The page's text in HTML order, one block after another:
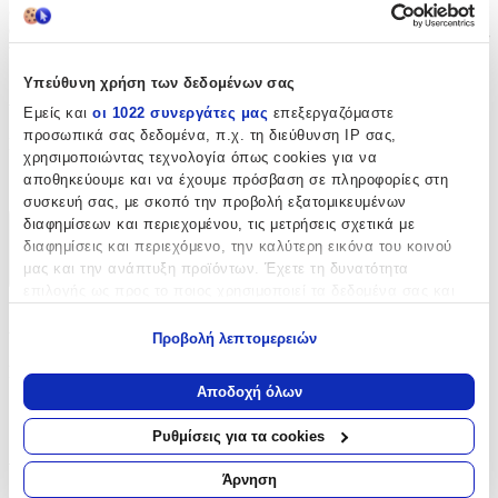
Υπεύθυνη χρήση των δεδομένων σας
Εμείς και οι 1022 συνεργάτες μας επεξεργαζόμαστε
προσωπικά σας δεδομένα, π.χ. τη διεύθυνση IP σας,
χρησιμοποιώντας τεχνολογία όπως cookies για να
αποθηκεύουμε και να έχουμε πρόσβαση σε πληροφορίες στη
συσκευή σας, με σκοπό την προβολή εξατομικευμένων
διαφημίσεων και περιεχομένου, τις μετρήσεις σχετικά με
διαφημίσεις και περιεχόμενο, την καλύτερη εικόνα του κοινού
μας και την ανάπτυξη προϊόντων. Έχετε τη δυνατότητα
Να συλλέξουμε πληροφορίες σχετικά με τη γεωγραφική
σας τοποθεσία, οι οποίες μπορεί να είναι ακριβείς σε
απόσταση μερικών μέτρων
Να αναγνωρίσουμε τη συσκευή σας σαρώνοντας ενεργά
για συγκεκριμένα χαρακτηριστικά (δακτυλικό αποτύπωμα)
Προβολή λεπτομερειών
Αποδοχή όλων
Ρυθμίσεις για τα cookies
Άρνηση
επιδιορθώσεις όσο και για καινούργιες κατασκευές. Ιδανικό για
όσους αναζητούν αξιοπιστία και άψογο φινίρισμα στις ραπτικές
τους εργασίες.
Χαρακτηριστικά
Είδος:
Φερμουάρ
Χαρακτηριστικά
+
Είδος:
Φερμουάρ
Αξιολογήσεις